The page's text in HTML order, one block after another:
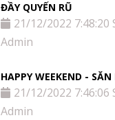
ĐẦY QUYẾN RŨ
21/12/2022 7:48:20
Admin
HAPPY WEEKEND - SĂN
21/12/2022 7:46:06
Admin